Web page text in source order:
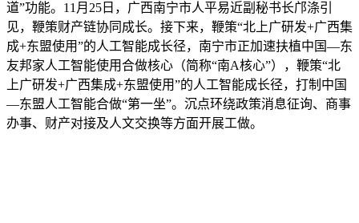
道”功能。11月25日，广西南宁市人平易近副秘书长邝涤引
见，鞭策财产链协同成长。接下来，鞭策“北上广研发+广西集
成+东盟使用”的人工智能成长径，南宁市正加速扶植中国—东
友邦家人工智能使用合做核心（简称“南A核心”），鞭策“北
上广研发+广西集成+东盟使用”的人工智能成长径，打制中国
—东盟人工智能合做“第一坐”。沉点环绕政策消息征询、商事
办事、财产对接及人文交换等方面开展工做。